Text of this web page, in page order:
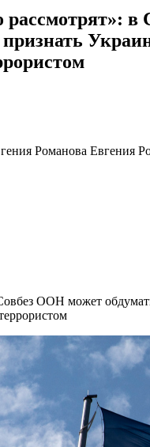
в
Романова Евгения
ООН может